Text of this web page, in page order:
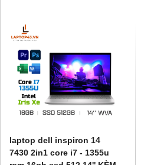
10.000 Voucher Giảm
Giá 500.000đ
laptop dell inspiron 14
7430 2in1 core i7 - 1355u